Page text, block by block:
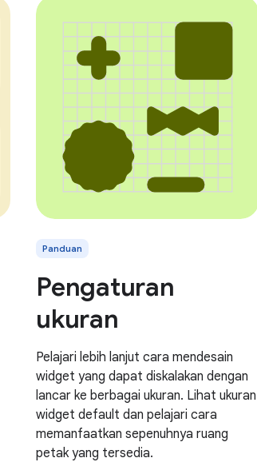
Panduan
Pengaturan
ukuran
Pelajari lebih lanjut cara mendesain
widget yang dapat diskalakan dengan
lancar ke berbagai ukuran. Lihat ukuran
widget default dan pelajari cara
memanfaatkan sepenuhnya ruang
petak yang tersedia.